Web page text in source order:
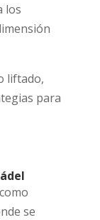
los
liftado,
para
se